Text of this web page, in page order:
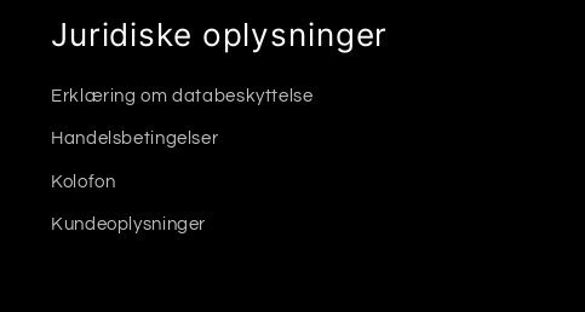
Juridiske oplysninger
Erklæring om databeskyttelse
Handelsbetingelser
Kolofon
Kundeoplysninger